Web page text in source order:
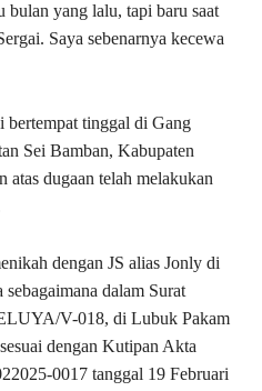
bulan yang lalu, tapi baru saat
Saya sebenarnya kecewa
bertempat tinggal di Gang
Sei Bamban, Kabupaten
atas dugaan telah melakukan
dengan JS alias Jonly di
dalam Surat
V-018, di Lubuk Pakam
dengan Kutipan Akta
0017 tanggal 19 Februari